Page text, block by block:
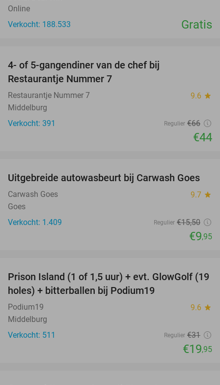
Online
Verkocht: 188.533
Gratis
4- of 5-gangendiner van de chef bij
Restaurantje Nummer 7
Restaurantje Nummer 7 9.6 star
Middelburg
Verkocht: 391
Regulier €66
€44
36%
Uitgebreide autowasbeurt bij Carwash Goes
Carwash Goes 9.7 star
Goes
Verkocht: 1.409
Regulier €15,50
€9,95
36%
Prison Island (1 of 1,5 uur) + evt. GlowGolf (19
holes) + bitterballen bij Podium19
Podium19 9.6 star
Middelburg
Verkocht: 511
Regulier €31
€19,95